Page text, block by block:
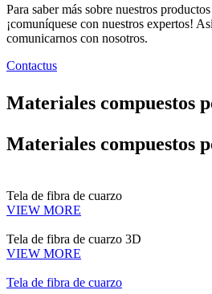
Para saber más sobre nuestros
¡comuníquese con nuestros expertos!
comunicarnos con nosotros.
Contactus
Materiales compuestos
Materiales compuestos
Tela de fibra de cuarzo
VIEW MORE
Tela de fibra de cuarzo 3D
VIEW MORE
Tela de fibra de cuarzo